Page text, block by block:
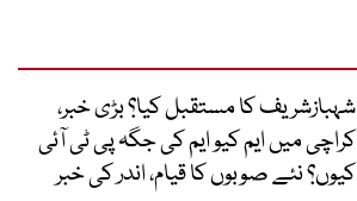
شہبازشریف کا مستقبل کیا؟ بڑی خبر،
کراچی میں ایم کیو ایم کی جگہ پی ٹی آئی
کیوں؟ نئے صوبوں کا قیام، اندر کی خبر